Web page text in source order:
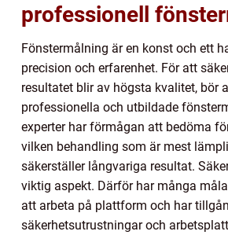
professionell
Fönstermålning är en konst och ett
precision och erfarenhet. För att
resultatet blir av högsta kvalitet, bör
professionella och utbildade
experter har förmågan att bedöma
vilken behandling som är mest
säkerställer långvariga resultat.
viktig aspekt. Därför har många
att arbeta på plattform och har
säkerhetsutrustningar och